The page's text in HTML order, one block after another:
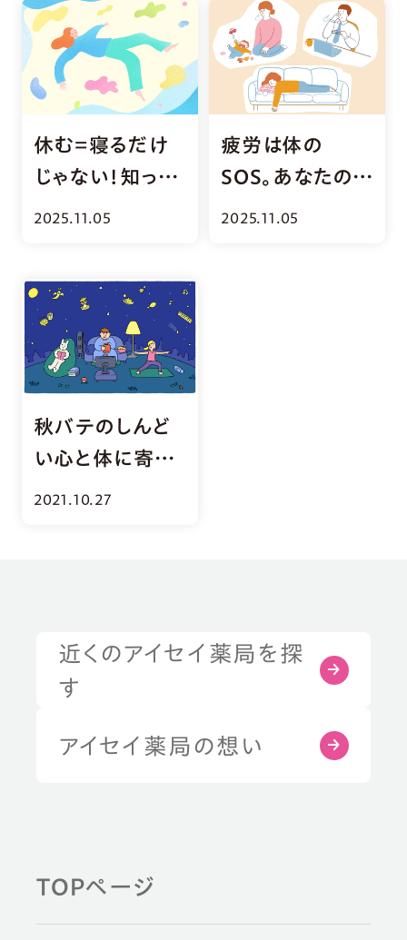
2025.11.05
休む＝寝るだけ
じゃない！知って
おきたい「7つの
2025.11.05
疲労は体の
SOS。あなたのお
疲れレベルをチ
2021.10.27
秋バテのしんど
い心と体に寄り
添う本・映画・音
症状・お悩みから探す
部位から探す
近くのアイセイ薬局を探
す
アイセイ薬局の想い
TOPページ